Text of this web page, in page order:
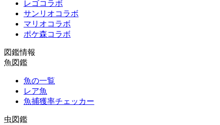
レゴコラボ
サンリオコラボ
マリオコラボ
ポケ森コラボ
図鑑情報
魚図鑑
魚の一覧
レア魚
魚捕獲率チェッカー
虫図鑑